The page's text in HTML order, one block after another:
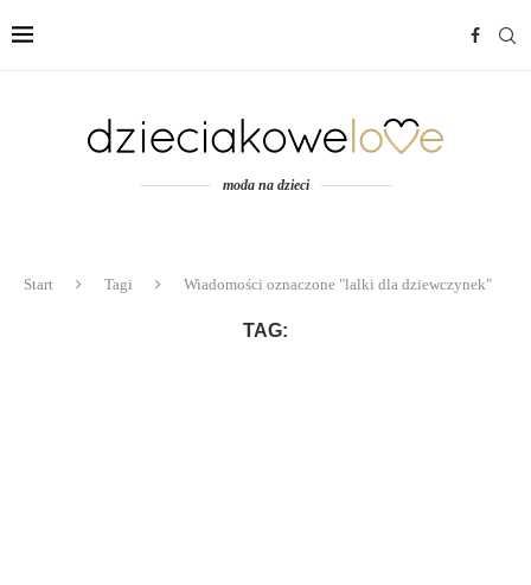
moda na dzieci
Start Tagi Wiadomości oznaczone "lalki dla dziewczynek"
TAG: